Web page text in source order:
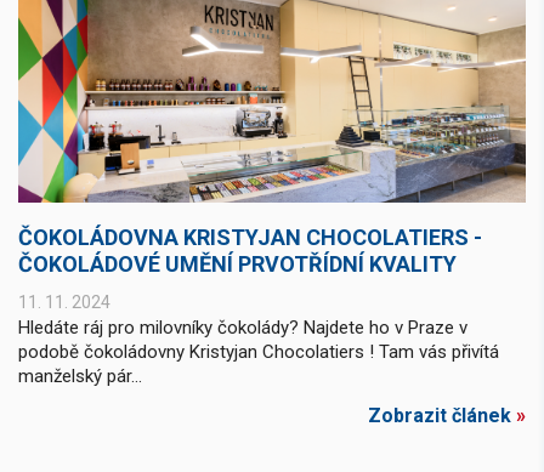
ČOKOLÁDOVNA KRISTYJAN CHOCOLATIERS -
ČOKOLÁDOVÉ UMĚNÍ PRVOTŘÍDNÍ KVALITY
11. 11. 2024
Hledáte ráj pro milovníky čokolády? Najdete ho v Praze v
podobě čokoládovny Kristyjan Chocolatiers ! Tam vás přivítá
manželský pár...
Zobrazit článek »